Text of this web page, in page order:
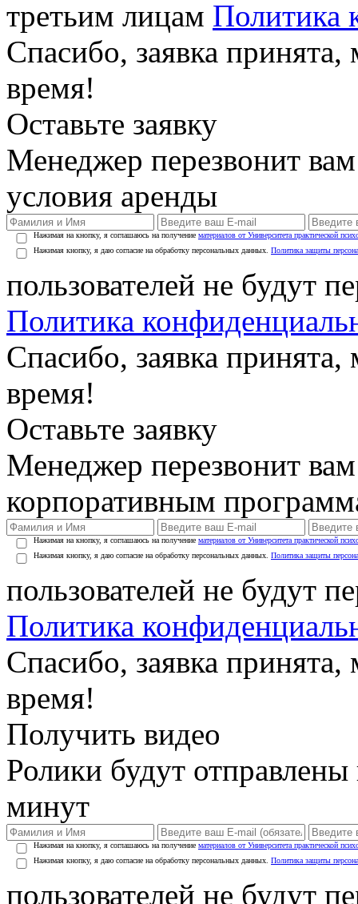
третьим лицам Политика
Спасибо, заявка
время!
Оставьте заявку
Менеджер перезвонит
условия аренды
Нажимая на кнопку, я соглашаюсь на получение материалов от Университета практической
Нажимая кнопку, я даю согласие на обработку персональных данных. Политика защиты
пользователей не будут
Политика
Спасибо, заявка
время!
Оставьте заявку
Менеджер перезвонит
корпоративным
Нажимая на кнопку, я соглашаюсь на получение материалов от Университета практической
Нажимая кнопку, я даю согласие на обработку персональных данных. Политика защиты
пользователей не будут
Политика
Спасибо, заявка
время!
Получить видео
Ролики будут
минут
Нажимая на кнопку, я соглашаюсь на получение материалов от Университета практической
Нажимая кнопку, я даю согласие на обработку персональных данных. Политика защиты
пользователей не будут